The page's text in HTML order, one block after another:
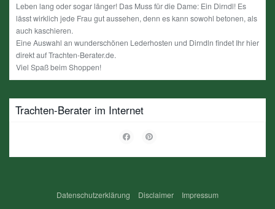
Leben lang oder sogar länger! Das Muss für die Dame: Ein Dirndl! Es
lässt wirklich jede Frau gut aussehen, denn es kann sowohl betonen, als
auch kaschieren.
Eine Auswahl an wunderschönen Lederhosten und Dirndln findet Ihr hier
direkt auf Trachten-Berater.de.
Viel Spaß beim Shoppen!
Trachten-Berater im Internet
Datenschutzerklärung Disclaimer Impressum